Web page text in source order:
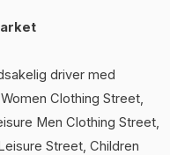
driver med
Clothing Street,
Men Clothing Street,
Street, Children